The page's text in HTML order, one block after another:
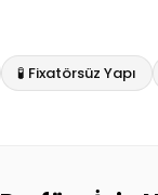
🧪 Fixatörsüz Yapı